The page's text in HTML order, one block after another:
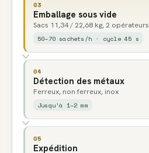
03
Emballage sous vide
Sacs 11,34 / 22,68 kg, 2 opérateurs
50–70 sachets/h · cycle 45 s
04
Détection des métaux
Ferreux, non ferreux, inox
Jusqu’à 1–2 mm
05
Expédition